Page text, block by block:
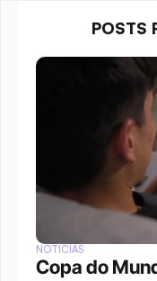
POSTS
NOTÍCIAS
Copa do